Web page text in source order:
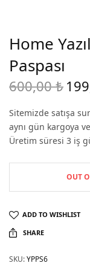
Home
Paspası
600,00₺
was:
Sitemizde satışa
aynı gün kargoya
Üretim süresi 3 iş
OUT
ADD TO WISHLIST
SHARE
SKU:YPPS6